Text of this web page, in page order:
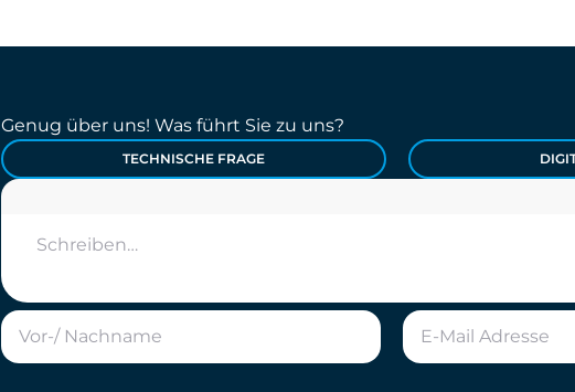
Genug über uns! Was führt Sie zu uns?
TECHNISCHE FRAGE